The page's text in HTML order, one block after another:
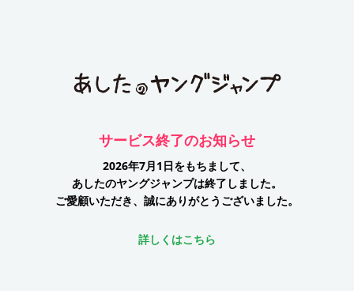
サービス終了のお知らせ
2026年7月1日をもちまして、
あしたのヤングジャンプは終了しました。
ご愛顧いただき、誠にありがとうございました。
詳しくはこちら